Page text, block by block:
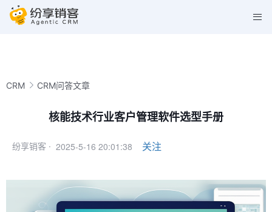
CRM CRM问答文章
核能技术行业客户管理软件选型手册
纷享销客 · 2025-5-16 20:01:38 关注